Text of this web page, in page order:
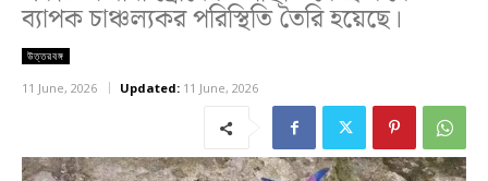
ব্যাপক চাঞ্চল্যকর পরিস্থিতি তৈরি হয়েছে।
উত্তরবঙ্গ
11 June, 2026 Updated: 11 June, 2026